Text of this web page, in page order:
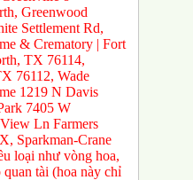
Greenwood
Settlement Rd,
& Crematory | Fort
TX 76114,
76112, Wade
1219 N Davis
7405 W
Ln Farmers
Sparkman-Crane
loại như vòng hoa,
tài (hoa này chỉ